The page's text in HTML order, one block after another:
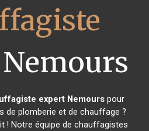
expert Nemourspour
de plomberie et de chauffage ?
! Notre équipe de chauffagistes